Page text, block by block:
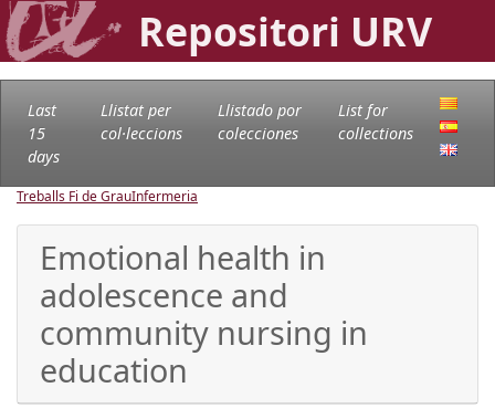
Repositori URV
Last
15
days
Llistat per
col·leccions
Llistado por
colecciones
List for
collections
Treballs Fi de GrauInfermeria
Emotional health in
adolescence and
community nursing in
education